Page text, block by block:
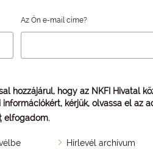
Az Ön e-mail címe?
hozzájárul, hogy az NKFI Hivatal
kérjük, olvassa el az
elfogadom.
Hírlevél archívum